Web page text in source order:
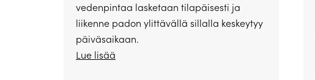
vedenpintaa lasketaan tilapäisesti ja
liikenne padon ylittävällä sillalla keskeytyy
päiväsaikaan.
Lue lisää